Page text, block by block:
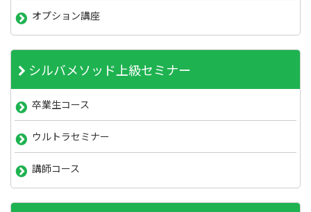
オプション講座
シルバメソッド上級セミナー
卒業生コース
ウルトラセミナー
講師コース